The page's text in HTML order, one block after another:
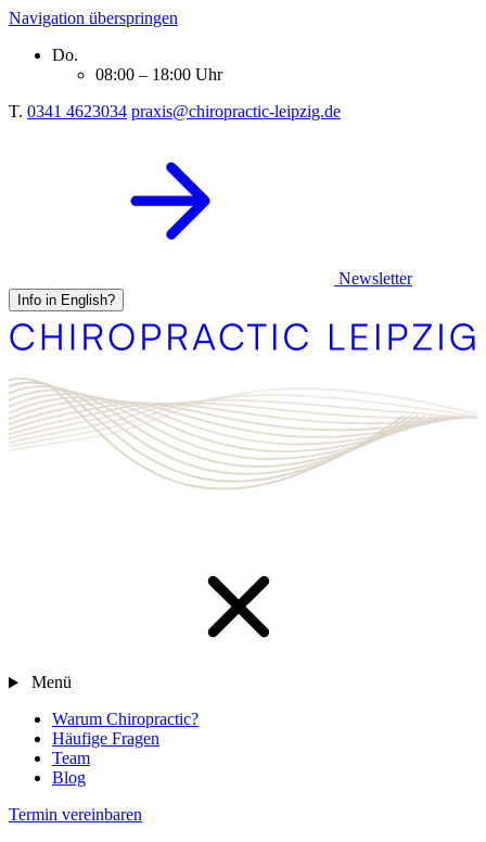
Navigation überspringen
Do.
08:00 – 18:00 Uhr
T. 0341 4623034 praxis@chiropractic-leipzig.de
Newsletter
Info in English?
Menü
Warum Chiropractic?
Häufige Fragen
Team
Blog
Termin vereinbaren